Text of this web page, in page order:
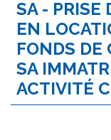
SA - PRISE
EN
FONDS DE
SA
ACTIVITÉ